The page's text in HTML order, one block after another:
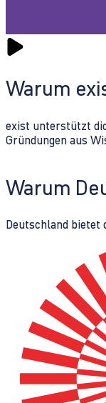
Warum
exist unterstützt
Gründungen aus
Warum
Deutschland bietet